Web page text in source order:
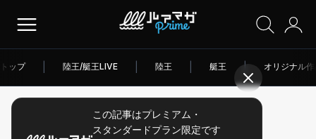
トップ 陸王/艇王LIVE 陸王 艇王 | オリジナル
この記事はプレミアム・
スタンダードプラン限定です